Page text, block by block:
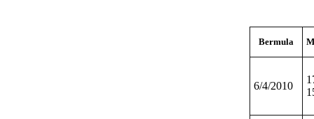
Bermula
6/4/2010